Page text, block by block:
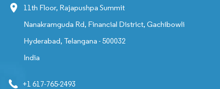
11th Floor, Rajapushpa Summit
Nanakramguda Rd, Financial District, Gachibowli
Hyderabad, Telangana - 500032
India
+1 617-765-2493